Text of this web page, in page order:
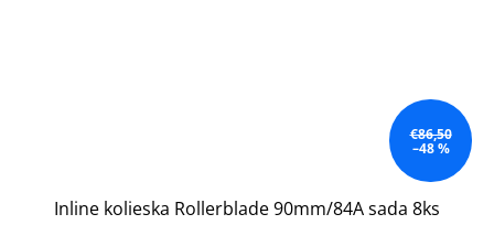
€86,50
–48 %
Inline kolieska Rollerblade 90mm/84A sada 8ks